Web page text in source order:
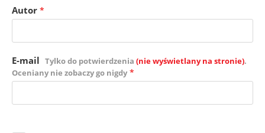
Autor *
E-mail Tylko do potwierdzenia (nie wyświetlany na stronie).
Oceniany nie zobaczy go nigdy *